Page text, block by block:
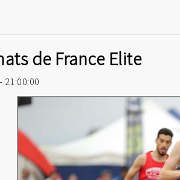
de France Elite
21:00:00